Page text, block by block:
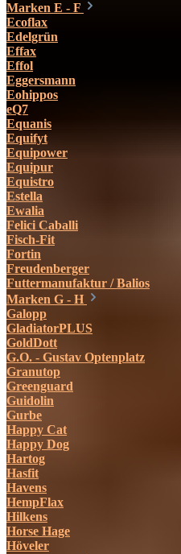
Marken E - F
Ecoflax
Edelgrün
Effax
Effol
Eggersmann
Eohippos
eQ7
Equanis
Equifyt
Equipower
Equipur
Equistro
Estella
Ewalia
Felici Caballi
Fisch-Fit
Fortin
Freudenberger
Futtermanufaktur / Balios
Marken G - H
Galopp
GladiatorPLUS
GoldDott
G.O. - Gustav Optenplatz
Granutop
Greenguard
Guidolin
Gurbe
Happy Cat
Happy Dog
Hartog
Hasfit
Havens
HempFlax
Hilkens
Horse Hage
Höveler